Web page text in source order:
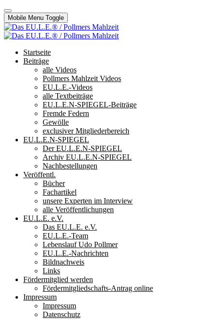
Mobile Menu Toggle
Startseite
Beiträge
alle Videos
Pollmers Mahlzeit Videos
EU.L.E.-Videos
alle Textbeiträge
EU.L.E.N-SPIEGEL-Beiträge
Fremde Federn
Gewölle
exclusiver Mitgliederbereich
EU.L.E.N-SPIEGEL
Der EU.L.E.N-SPIEGEL
Archiv EU.L.E.N-SPIEGEL
Nachbestellungen
Veröffentl.
Bücher
Fachartikel
unsere Experten im Interview
alle Veröffentlichungen
EU.L.E. e.V.
Das EU.L.E. e.V.
EU.L.E.-Team
Lebenslauf Udo Pollmer
EU.L.E.-Nachrichten
Bildnachweis
Links
Fördermitglied werden
Fördermitgliedschafts-Antrag online
Impressum
Impressum
Datenschutz